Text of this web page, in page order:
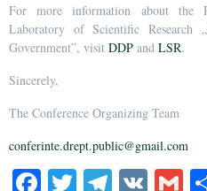
For more information about the
Laboratory of Scientific Research
Government”, visit DDP and LSR.
Sincerely,
The Conference Organizing Team
conferinte.drept.public@gmail.com
Fa T Te V G